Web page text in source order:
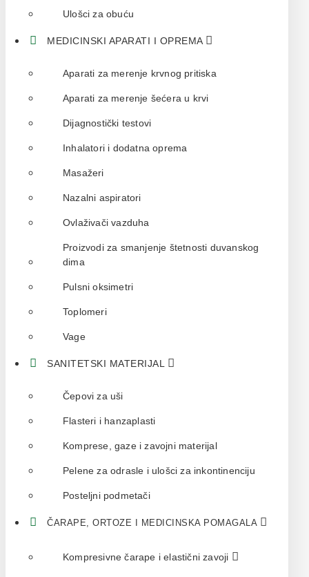
Ulošci za obuću
MEDICINSKI APARATI I OPREMA
Aparati za merenje krvnog pritiska
Aparati za merenje šećera u krvi
Dijagnostički testovi
Inhalatori i dodatna oprema
Masažeri
Nazalni aspiratori
Ovlaživači vazduha
Proizvodi za smanjenje štetnosti duvanskog
dima
Pulsni oksimetri
Toplomeri
Vage
SANITETSKI MATERIJAL
Čepovi za uši
Flasteri i hanzaplasti
Komprese, gaze i zavojni materijal
Pelene za odrasle i ulošci za inkontinenciju
Posteljni podmetači
ČARAPE, ORTOZE I MEDICINSKA POMAGALA
Kompresivne čarape i elastični zavoji